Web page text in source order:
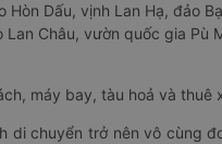
Hòn Dấu, vịnh Lan Hạ, đảo
Lan Châu, vườn quốc gia
máy bay, tàu hoả và
di chuyển trở nên vô cùng